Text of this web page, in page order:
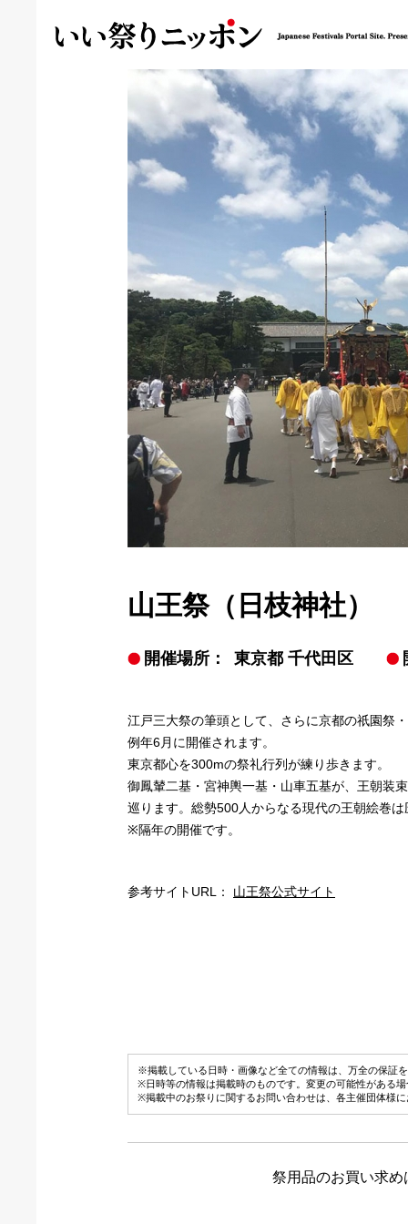
山王祭（日枝神社）
開催場所： 東京都 千代田区
江戸三大祭の筆頭として、さらに京都の祇園祭
例年6月に開催されます。
東京都心を300mの祭礼行列が練り歩きます。
御鳳輦二基・宮神輿一基・山車五基が、王朝装
巡ります。総勢500人からなる現代の王朝絵巻は
※隔年の開催です。
参考サイトURL： 山王祭公式サイト
※掲載している日時・画像など全ての情報は、万全の保証
※日時等の情報は掲載時のものです。変更の可能性がある
※掲載中のお祭りに関するお問い合わせは、各主催団体様
祭用品のお買い求